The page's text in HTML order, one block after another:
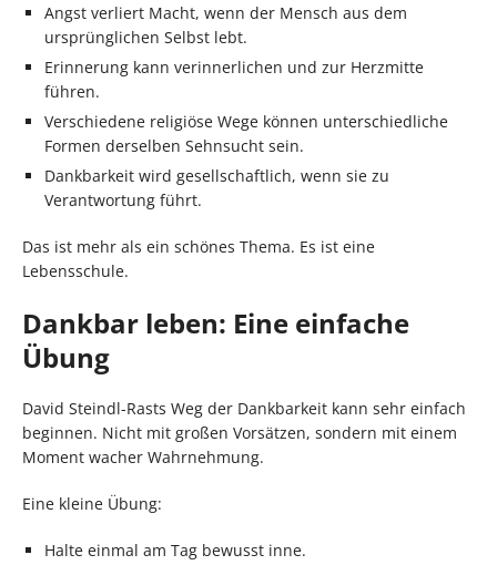
Angst verliert Macht, wenn der Mensch aus dem
ursprünglichen Selbst lebt.
Erinnerung kann verinnerlichen und zur Herzmitte
führen.
Verschiedene religiöse Wege können unterschiedliche
Formen derselben Sehnsucht sein.
Dankbarkeit wird gesellschaftlich, wenn sie zu
Verantwortung führt.
Das ist mehr als ein schönes Thema. Es ist eine
Lebensschule.
Dankbar leben: Eine einfache
Übung
David Steindl-Rasts Weg der Dankbarkeit kann sehr einfach
beginnen. Nicht mit großen Vorsätzen, sondern mit einem
Moment wacher Wahrnehmung.
Eine kleine Übung:
Halte einmal am Tag bewusst inne.